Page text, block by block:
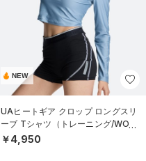
NEW
UAヒートギア クロップ ロングスリ
ーブ Tシャツ（トレーニング/WOM
EN）
￥4,950